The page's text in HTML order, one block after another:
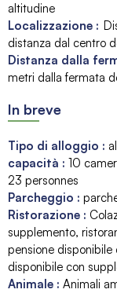
altitudine
Localizzazione :
distanza dal centro
Distanza dalla
metri dalla fermata
In breve
Tipo di alloggio :
capacità : 10
23 personnes
Parcheggio :
Ristorazione :
supplemento
pensione
disponibile con
Animale : Animali